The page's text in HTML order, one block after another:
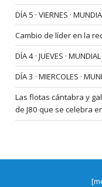
DÍA 5 · VIERNES ·
Cambio de líder en la
DÍA 4 · JUEVES ·
DÍA 3 · MIERCOLES ·
Las flotas cántabra y
de J80 que se celebra